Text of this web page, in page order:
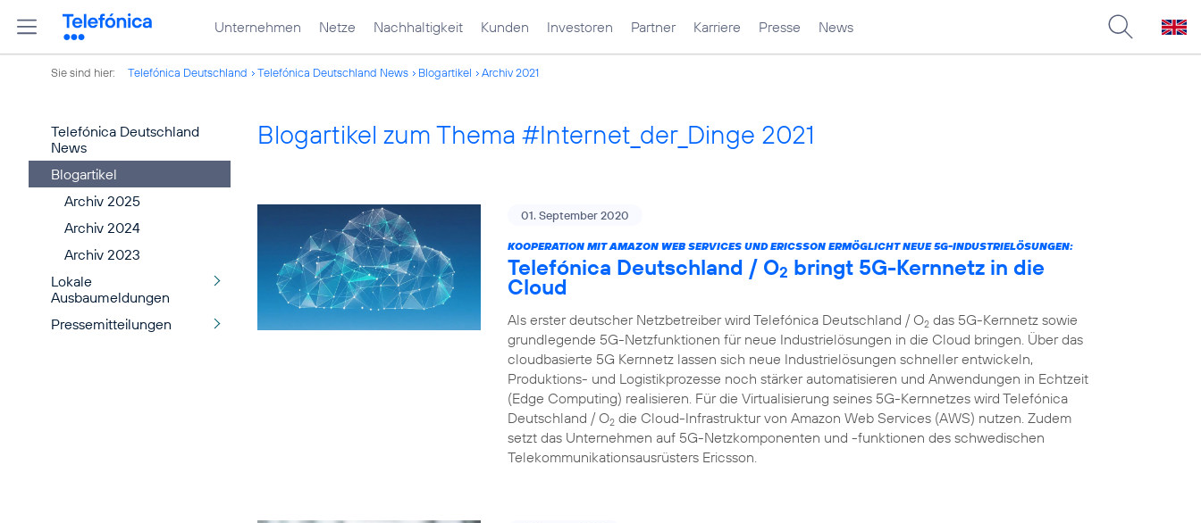
Unternehmen Netze Nachhaltigkeit Kunden Investoren Partner Karriere Presse News
Sie sind hier: Telefónica Deutschland Telefónica Deutschland News Blogartikel Archiv 2021
Telefónica Deutschland
News
Blogartikel
Archiv 2025
Archiv 2024
Archiv 2023
Lokale
Ausbaumeldungen
Pressemitteilungen
Blogartikel zum Thema #Internet_der_Dinge 2021
01. September 2020
KOOPERATION MIT AMAZON WEB SERVICES UND ERICSSON ERMÖGLICHT NEUE 5G-INDUSTRIELÖSUNGEN:
Telefónica Deutschland / O2 bringt 5G-Kernnetz in die
Cloud
Als erster deutscher Netzbetreiber wird Telefónica Deutschland / O2 das 5G-Kernnetz sowie
grundlegende 5G-Netzfunktionen für neue Industrielösungen in die Cloud bringen. Über das
cloudbasierte 5G Kernnetz lassen sich neue Industrielösungen schneller entwickeln,
Produktions- und Logistikprozesse noch stärker automatisieren und Anwendungen in Echtzeit
(Edge Computing) realisieren. Für die Virtualisierung seines 5G-Kernnetzes wird Telefónica
Deutschland / O2 die Cloud-Infrastruktur von Amazon Web Services (AWS) nutzen. Zudem
setzt das Unternehmen auf 5G-Netzkomponenten und -funktionen des schwedischen
Telekommunikationsausrüsters Ericsson.